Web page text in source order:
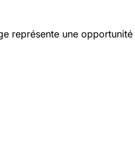
représente une